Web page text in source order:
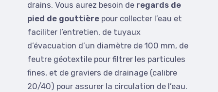
drains. Vous aurez besoin de regards de
pied de gouttière pour collecter l’eau et
faciliter l’entretien, de tuyaux
d’évacuation d’un diamètre de 100 mm, de
feutre géotextile pour filtrer les particules
fines, et de graviers de drainage (calibre
20/40) pour assurer la circulation de l’eau.